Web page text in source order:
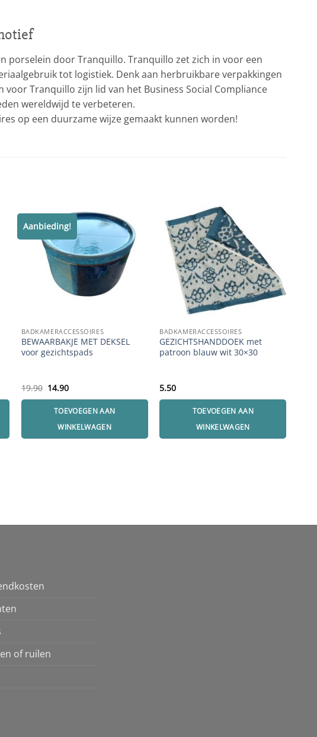
porselein door Tranquillo. Tranquillo zet zich in voor een
tot logistiek. Denk aan herbruikbare verpakkingen
voor Tranquillo zijn lid van het Business Social Compliance
wereldwijd te verbeteren.
op een duurzame wijze gemaakt kunnen worden!
Aanbieding!
BADKAMERACCESSOIRES
BEWAARBAKJE MET DEKSEL
voor gezichtspads
19.90 Oorspronkelijke
19.90.
14.90Huidige
14.90.
TOEVOEGEN AAN
WINKELWAGEN
BADKAMERACCESSOIRES
GEZICHTSHANDDOEK met
patroon blauw wit 30×30
5.50
TOEVOEGEN AAN
WINKELWAGEN
of ruilen